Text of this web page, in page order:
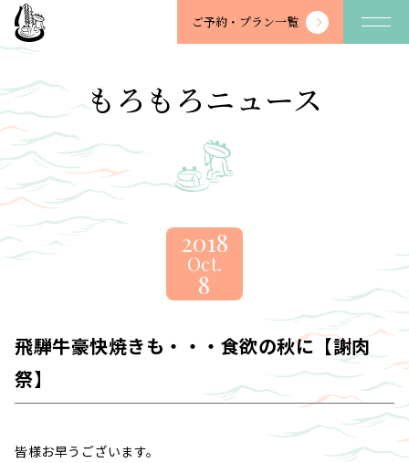
望
川
-
BOSENKAN
ご予約・ プラン一覧
もろもろニュース
2018
Oct.
8
飛騨牛豪快焼きも・・・食欲の秋に【謝肉
祭】
皆様お早うございます。